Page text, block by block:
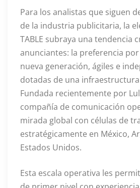
Para los analistas que siguen
de la industria publicitaria, la
TABLE subraya una tendencia
anunciantes: la preferencia por
nueva generación, ágiles e
dotadas de una
Fundada recientemente por
compañía de comunicación
mirada global con células de
estratégicamente en México,
Estados Unidos.
Esta escala operativa les